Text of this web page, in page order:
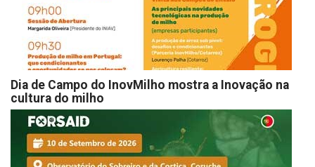
Dia de Campo do InovMilho mostra a Inovação na
cultura do milho